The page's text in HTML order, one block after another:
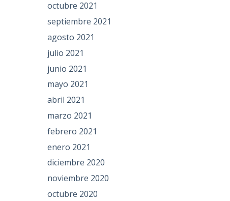
octubre 2021
septiembre 2021
agosto 2021
julio 2021
junio 2021
mayo 2021
abril 2021
marzo 2021
febrero 2021
enero 2021
diciembre 2020
noviembre 2020
octubre 2020